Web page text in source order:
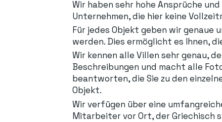
Wir haben sehr hohe Ansprüche
Unternehmen, die hier keine
Für jedes Objekt geben wir
werden. Dies ermöglicht es Ihnen,
Wir kennen alle Villen sehr genau,
Beschreibungen und macht alle
beantworten, die Sie zu den
Objekt.
Wir verfügen über eine
Mitarbeiter vor Ort, der Griechisch